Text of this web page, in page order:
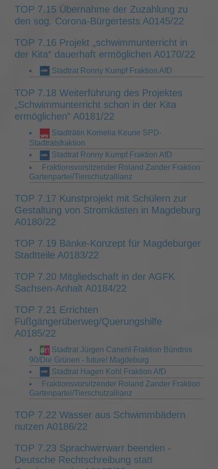
TOP 7.15 Übernahme der Zuzahlung zu
den sog. Corona-Bürgertests A0145/22
TOP 7.16 Projekt „schwimmunterricht in
der Kita“ dauerhaft ermöglichen A0170/22
Stadtrat Ronny Kumpf Fraktion AfD
TOP 7.18 Weiterführung des Projektes
„Schwimmunterricht schon in der Kita
ermöglichen” A0181/22
Stadträtin Kornelia Keune SPD-
Stadtratsfraktion
Stadtrat Ronny Kumpf Fraktion AfD
Fraktionsvorsitzender Roland Zander Fraktion
Gartenpartei/Tierschutzallianz
TOP 7.17 Kunstprojekt mit Schülern zur
Gestaltung von Stromkästen in Magdeburg
A0180/22
TOP 7.19 Bänke-Konzept für Magdeburger
Stadtteile A0183/22
TOP 7.20 Mitgliedschaft in der AGFK
Sachsen-Anhalt A0184/22
TOP 7.21 Errichten
Fußgängerüberweg/Querungshilfe
A0185/22
Stadtrat Jürgen Canehl Fraktion Bündnis
90/Die Grünen - future! Magdeburg
Stadtrat Hagen Kohl Fraktion AfD
Fraktionsvorsitzender Roland Zander Fraktion
Gartenpartei/Tierschutzallianz
TOP 7.22 Wasser aus Schwimmbädern
nutzen A0186/22
TOP 7.23 Sprachwirrwarr beenden -
Deutsche Rechtschreibung statt